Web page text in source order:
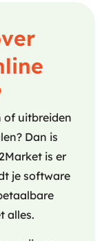
of uitbreiden
Dan is
is er
je software
alles.